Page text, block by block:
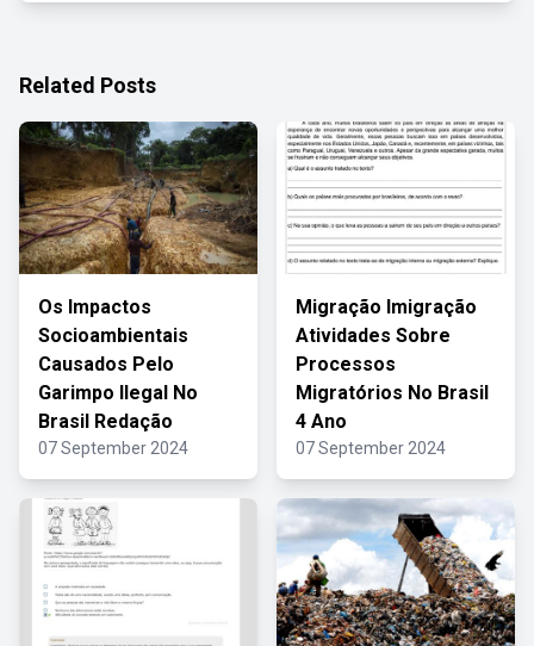
Related Posts
Os Impactos
Socioambientais
Causados Pelo
Garimpo Ilegal No
Brasil Redação
07 September 2024
Migração Imigração
Atividades Sobre
Processos
Migratórios No Brasil
4 Ano
07 September 2024